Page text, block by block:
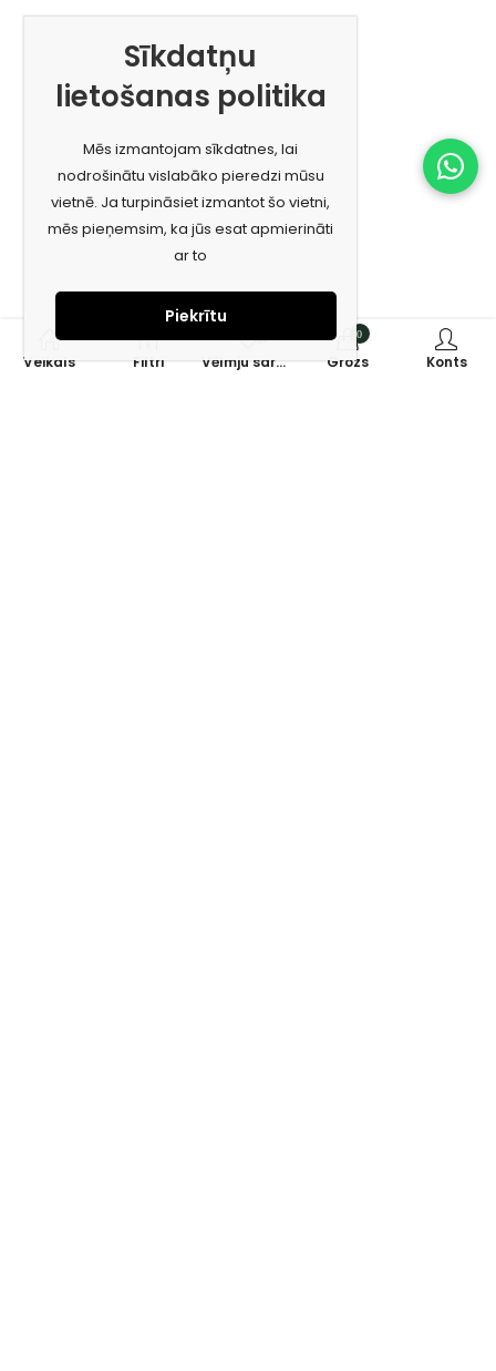
Veikals Filtri Vēlmju saraksts
0
Grozs Konts
Sīkdatņu
lietošanas politika
Mēs izmantojam sīkdatnes, lai
nodrošinātu vislabāko pieredzi mūsu
vietnē. Ja turpināsiet izmantot šo vietni,
mēs pieņemsim, ka jūs esat apmierināti
ar to
Piekrītu